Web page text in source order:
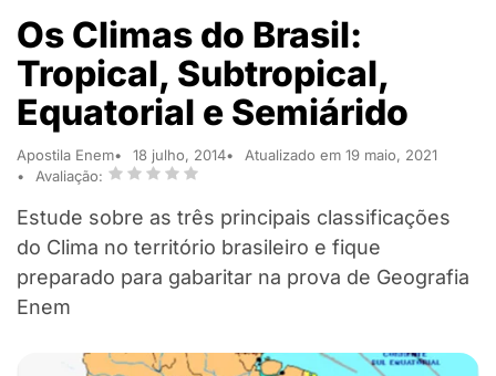
Os Climas do Brasil:
Tropical, Subtropical,
Equatorial e Semiárido
Apostila Enem 18 julho, 2014
Atualizado em 19 maio, 2021
Avaliação:
Estude sobre as três principais classificações
do Clima no território brasileiro e fique
preparado para gabaritar na prova de Geografia
Enem